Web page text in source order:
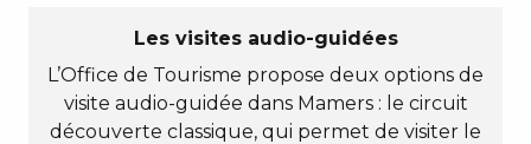
Les visites audio-guidées
L’Office de Tourisme propose deux options de
visite audio-guidée dans Mamers : le circuit
découverte classique, qui permet de visiter le